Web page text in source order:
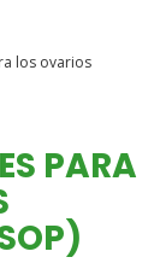
los ovarios
PARA